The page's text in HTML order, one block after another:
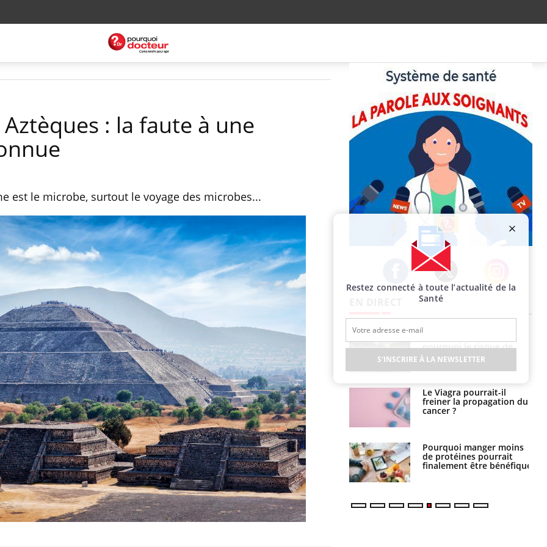
: la faute à une
est le microbe, surtout le voyage des microbes...
Facebook Twitter Instagram
Chikungunya, dengue,
West Nile : que se passe-
t-il dans le sud de la
France ?
Les médicaments GLP-1
protègent-ils aussi les os
?
Cytomégalovirus : ce qui
change dans la prise en
charge des femmes
enceintes
La sieste empêche-t-elle
de dormir la nuit ?
VIH : la fin du comprimé
tous les jours se profile-t-
elle enfin ?
Pourquoi votre ventre
gâche-t-il les premiers
jours de vos vacances ?
pourquoi le risque de
noyade grimpe-t-il ?
Le Viagra pourrait-il
freiner la propagation du
cancer ?
Pourquoi manger moins
de protéines pourrait
finalement être bénéfique
Restez connecté à toute l’actualité de la
Santé
S'INSCRIRE À LA NEWSLETTER